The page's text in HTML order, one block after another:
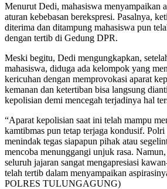
Menurut Dedi, mahasiswa menyampaikan
aturan kebebasan berekspresi. Pasalnya,
diterima dan ditampung mahasiswa pun
dengan tertib di Gedung DPR.
Meski begitu, Dedi mengungkapkan,
mahasiswa, diduga ada kelompok yang
kericuhan dengan memprovokasi aparat
kemanan dan ketertiban bisa langsung
kepolisian demi mencegah terjadinya hal
“Aparat kepolisian saat ini telah mampu
kamtibmas pun tetap terjaga kondusif. Polri
menindak tegas siapapun pihak atau
mencoba menunggangi unjuk rasa.
seluruh jajaran sangat mengapresiasi
telah tertib dalam menyampaikan
POLRES TULUNGAGUNG)